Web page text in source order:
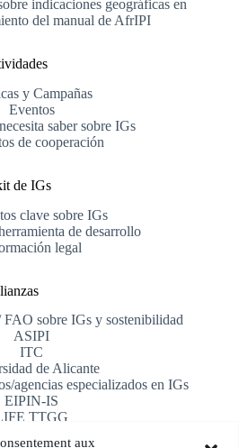
aux
indicaciones geográficas en
del manual de AfrIPI
y Campañas
Eventos
saber sobre IGs
de cooperación
de IGs
clave sobre IGs
de desarrollo
legal
sobre IGs y sostenibilidad
ASIPI
ITC
de Alicante
agencias especializados en IGs
EIPIN-IS
TTGG